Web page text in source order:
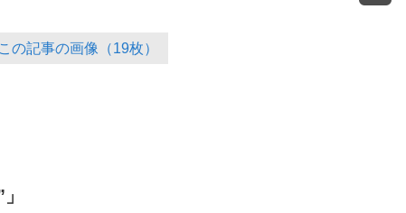
この記事の画像（19枚）